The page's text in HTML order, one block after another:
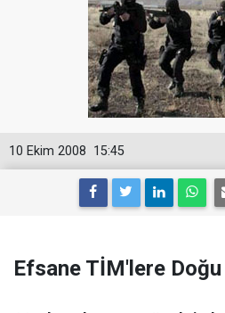
15:45
10 Ekim 2008
Efsane TİM'lere